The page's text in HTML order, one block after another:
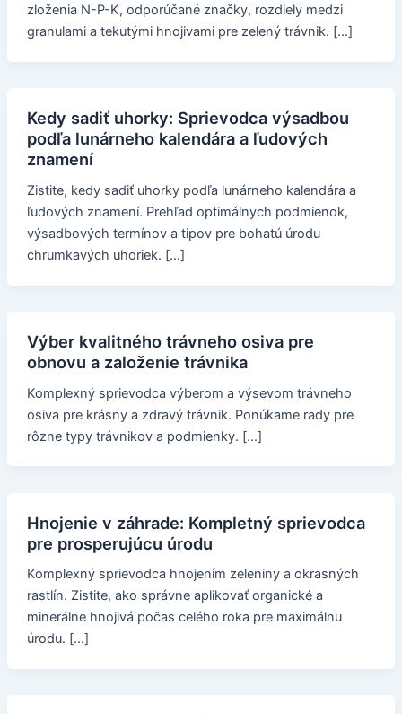
zloženia N-P-K, odporúčané značky, rozdiely medzi
granulami a tekutými hnojivami pre zelený trávnik. […]
Kedy sadiť uhorky: Sprievodca výsadbou
podľa lunárneho kalendára a ľudových
znamení
Zistite, kedy sadiť uhorky podľa lunárneho kalendára a
ľudových znamení. Prehľad optimálnych podmienok,
výsadbových termínov a tipov pre bohatú úrodu
chrumkavých uhoriek. […]
Výber kvalitného trávneho osiva pre
obnovu a založenie trávnika
Komplexný sprievodca výberom a výsevom trávneho
osiva pre krásny a zdravý trávnik. Ponúkame rady pre
rôzne typy trávnikov a podmienky. […]
Hnojenie v záhrade: Kompletný sprievodca
pre prosperujúcu úrodu
Komplexný sprievodca hnojením zeleniny a okrasných
rastlín. Zistite, ako správne aplikovať organické a
minerálne hnojivá počas celého roka pre maximálnu
úrodu. […]